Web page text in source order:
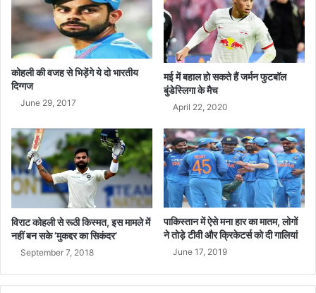
कोहली की वजह से भिड़ेंगे ये दो भारतीय
दिग्गज
June 29, 2017
मई में बहाल हो सकते हैं जर्मन फुटबॉल
बुंडेस्लिगा के मैच
April 22, 2020
विराट कोहली से रूठी किस्मत, इस मामले में
नहीं बन सके ‘मुकद्दर का सिकंदर’
September 7, 2018
पाकिस्तान में ऐसे मना हार का मातम, लोगों
ने तोड़े टीवी और क्रिकेटर्स को दी गालियां
June 17, 2019